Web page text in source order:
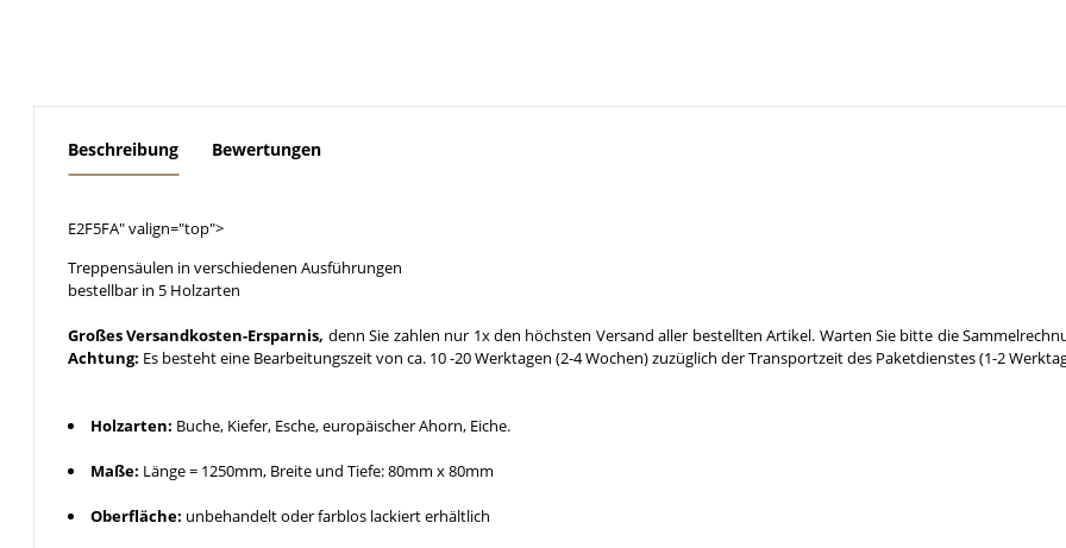
Beschreibung Bewertungen
E2F5FA" valign="top">
Treppensäulen in verschiedenen Ausführungen
bestellbar in 5 Holzarten
Großes Versandkosten-Ersparnis, denn Sie zahlen nur 1x den höchsten Versand aller bestellten Artikel. Warten Sie bitte die
Achtung: Es besteht eine Bearbeitungszeit von ca. 10 -20 Werktagen (2-4 Wochen) zuzüglich der Transportzeit des Paketdienstes (1-2
Holzarten: Buche, Kiefer, Esche, europäischer Ahorn, Eiche.
Maße: Länge = 1250mm, Breite und Tiefe: 80mm x 80mm
Oberfläche: unbehandelt oder farblos lackiert erhältlich